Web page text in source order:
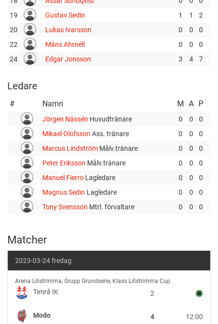
19
Gustav Sedin 1 1
2
20
Lukas Ivarsson 0 0
0
22
Måns Ahrnéll 0 0
0
24
Edgar Jonsson 3 4 7
Ledare
# Namn M A P
Jörgen Nässén Huvudtränare 0 0
0
Mikael Olofsson Ass. tränare 0 0
0
Marcus Lindström Målv.tränare 0 0
0
Peter Eriksson Målv.tränare 0 0
0
Manuel Fierro Lagledare 0 0
0
Magnus Sedin Lagledare 0 0
0
Tony Svensson Mtrl. förvaltare 0 0 0
Matcher
2023-03-24 fredag
Timrå
IK
vs
Modo
Arena Lillstrimma, Grupp Grundserie, Klass Lillstrimma Cup
Timrå IK 2
Modo 12:00
4